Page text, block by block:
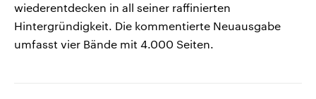
wiederentdecken in all seiner raffinierten
Hintergründigkeit. Die kommentierte Neuausgabe
umfasst vier Bände mit 4.000 Seiten.